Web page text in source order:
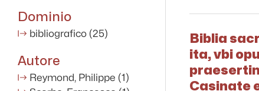
Dominio
bibliografico (25)
Autore
Reymond, Philippe (1)
Biblia
ita, vbi
Casinate